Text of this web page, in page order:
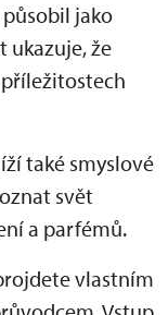
jako
ukazuje, že
také smyslové
svět
a parfémů.
vlastním